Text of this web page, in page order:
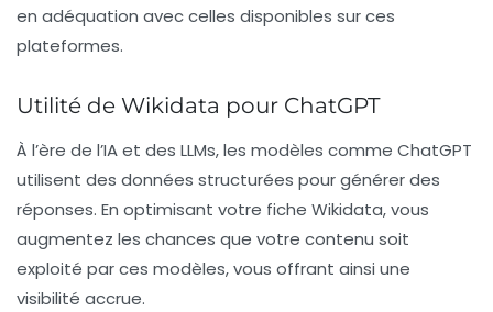
en adéquation avec celles disponibles sur ces
plateformes.
Utilité de Wikidata pour ChatGPT
À l’ère de l’IAet des LLMs, les modèles comme ChatGPT
utilisent des données structurées pour générer des
réponses. En optimisant votre fiche Wikidata, vous
augmentez les chances que votre contenu soit
exploité par ces modèles, vous offrant ainsi une
visibilité accrue.